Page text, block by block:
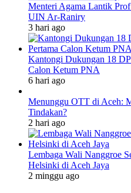
Menteri Agama Lantik
UIN Ar-Raniry
3 hari ago
Kantongi Dukungan 18
Calon Ketum PNA
6 hari ago
Menunggu OTT di Aceh:
Tindakan?
2 hari ago
Lembaga Wali Nanggroe
Helsinki di Aceh Jaya
2 minggu ago